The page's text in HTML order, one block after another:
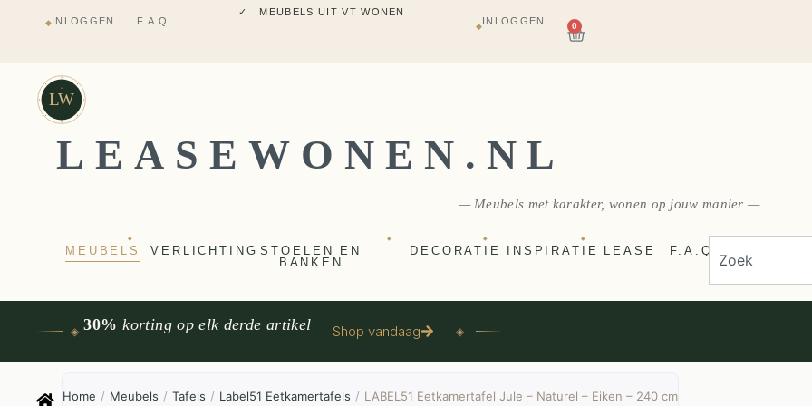
◆INLOGGEN F.A.Q
✓ MEUBELS UIT VT WONEN
◆INLOGGEN 0
LW
LEASEWONEN.NL
— Meubels met karakter, wonen op jouw manier —
MEUBELS
◆
VERLICHTING STOELEN EN
BANKEN
◆
DECORATIE
◆
INSPIRATIE
◆
LEASE F.A.Q
◈ 30% korting op elk derde artikel Shop vandaag ◈
Home / Meubels / Tafels / Label51 Eetkamertafels / LABEL51 Eetkamertafel Jule – Naturel – Eiken – 240 cm